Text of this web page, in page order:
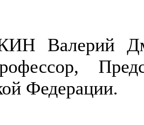
Валерий
Федерации.